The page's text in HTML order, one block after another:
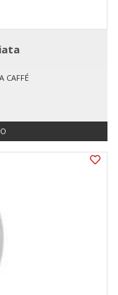
CAFFÉ